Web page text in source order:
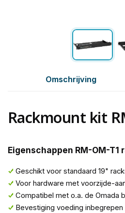
Omschrijving
Rackmount kit
Eigenschappen RM-OM-T1
Geschikt voor standaard 19"
Voor hardware met voorzijde-
Compatibel met o.a. de Omada
Bevestiging voeding inbegrepen